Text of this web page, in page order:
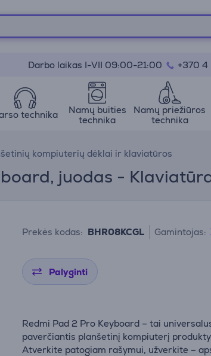
Darbo laikas I-VII 09:00-21:00 +370
technika
Namų buities
technika
Namų priežiūros
technika
kompiuterių dėklai ir klaviatūros
juodas -
Prekės kodas: BHR08KCGL Gamintojas:
Palyginti
Redmi Pad 2 Pro Keyboard – tai
paverčiantis planšetinį kompiuterį
Atverkite patogiam rašymui, užverkite –